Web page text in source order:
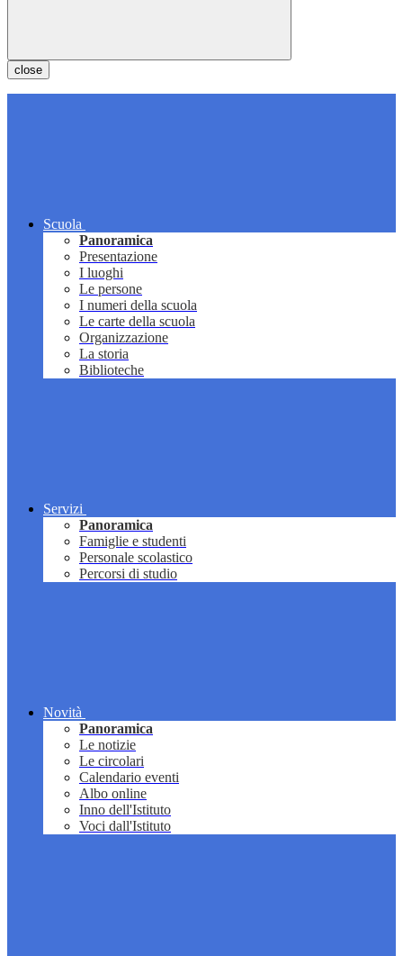
close
Scuola
Panoramica
Presentazione
I luoghi
Le persone
I numeri della scuola
Le carte della scuola
Organizzazione
La storia
Biblioteche
Servizi
Panoramica
Famiglie e studenti
Personale scolastico
Percorsi di studio
Novità
Panoramica
Le notizie
Le circolari
Calendario eventi
Albo online
Inno dell'Istituto
Voci dall'Istituto